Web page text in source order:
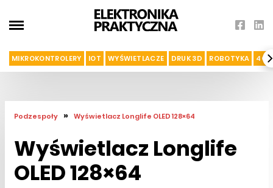
MIKROKONTROLERY IOT WYŚWIETLACZE DRUK 3D ROBOTYKA 4G I
Podzespoły » Wyświetlacz Longlife OLED 128×64
Wyświetlacz Longlife
OLED 128×64